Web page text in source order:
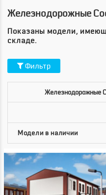
Железнодорожные
Показаны модели,
складе.
Фильтр
Железнодорожные